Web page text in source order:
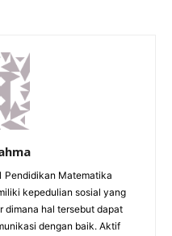
Pendidikan Matematika
kepedulian sosial yang
dimana hal tersebut dapat
dengan baik. Aktif